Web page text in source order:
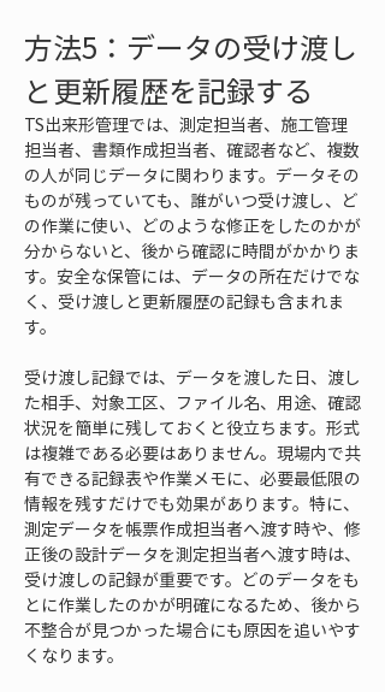
方法5：データの受け渡し
と更新履歴を記録する
TS出来形管理では、測定担当者、施工管理
担当者、書類作成担当者、確認者など、複数
の人が同じデータに関わります。データその
ものが残っていても、誰がいつ受け渡し、ど
の作業に使い、どのような修正をしたのかが
分からないと、後から確認に時間がかかりま
す。安全な保管には、データの所在だけでな
く、受け渡しと更新履歴の記録も含まれま
す。
受け渡し記録では、データを渡した日、渡し
た相手、対象工区、ファイル名、用途、確認
状況を簡単に残しておくと役立ちます。形式
は複雑である必要はありません。現場内で共
有できる記録表や作業メモに、必要最低限の
情報を残すだけでも効果があります。特に、
測定データを帳票作成担当者へ渡す時や、修
正後の設計データを測定担当者へ渡す時は、
受け渡しの記録が重要です。どのデータをも
とに作業したのかが明確になるため、後から
不整合が見つかった場合にも原因を追いやす
くなります。